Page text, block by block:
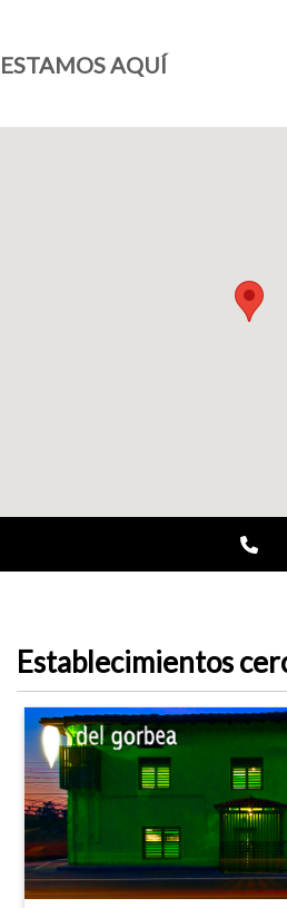
Añade tu negocio
ESTAMOS AQUÍ
Establecimientos